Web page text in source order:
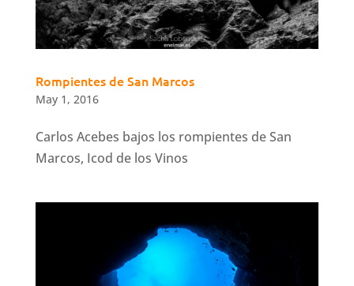
Rompientes de San Marcos
May 1, 2016
Carlos Acebes bajos los rompientes de San
Marcos, Icod de los Vinos